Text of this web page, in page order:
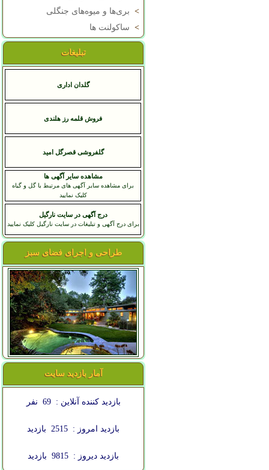
> بری‌ها و میوه‌های جنگلی
> ساکولنت ها
تبلیغات
گلدان اداری
فروش قلمه رز هلندی
گلفروشی قصرگل امید
مشاهده سایر آگهی ها
برای مشاهده سایر آگهی های مرتبط با گل و گیاه
کلیک نمایید
درج آگهی در سایت نارگیل
برای درج آگهی و تبلیغات در سایت نارگیل کلیک نمایید
طراحی و اجرای فضای سبز
آمار بازدید سایت
بازدید کننده آنلاین : 69 نفر
بازدید امروز : 2515 بازدید
بازدید دیروز : 9815 بازدید